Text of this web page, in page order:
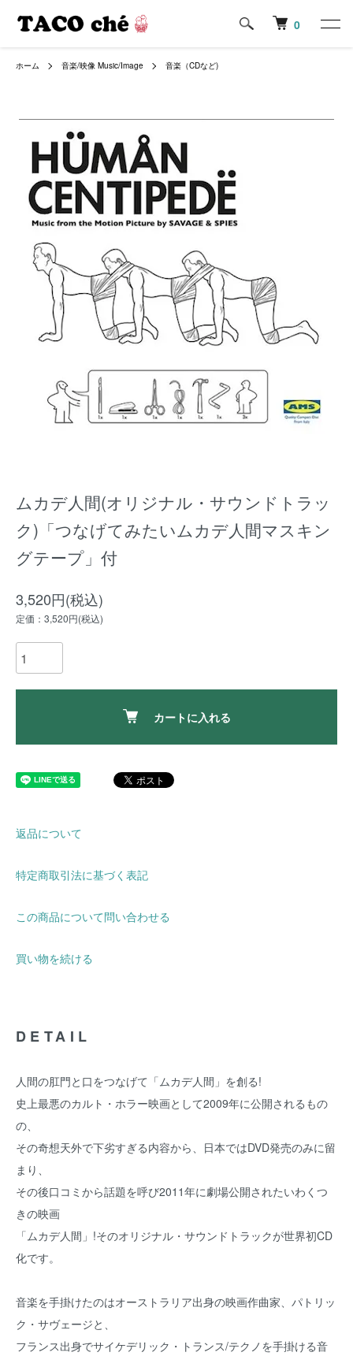
0
ホーム 音楽/映像 Music/Image 音楽（CDなど)
ムカデ人間(オリジナル・サウンドトラッ
ク)「つなげてみたいムカデ人間マスキン
グテープ」付
3,520円(税込)
定価：3,520円(税込)
カートに入れる
返品について
特定商取引法に基づく表記
この商品について問い合わせる
買い物を続ける
DETAIL
人間の肛門と口をつなげて「ムカデ人間」を創る!
史上最悪のカルト・ホラー映画として2009年に公開されるもの
の、
その奇想天外で下劣すぎる内容から、日本ではDVD発売のみに留
まり、
その後口コミから話題を呼び2011年に劇場公開されたいわくつ
きの映画
「ムカデ人間」!そのオリジナル・サウンドトラックが世界初CD
化です。
音楽を手掛けたのはオーストラリア出身の映画作曲家、パトリッ
ク・サヴェージと、
フランス出身でサイケデリック・トランス/テクノを手掛ける音